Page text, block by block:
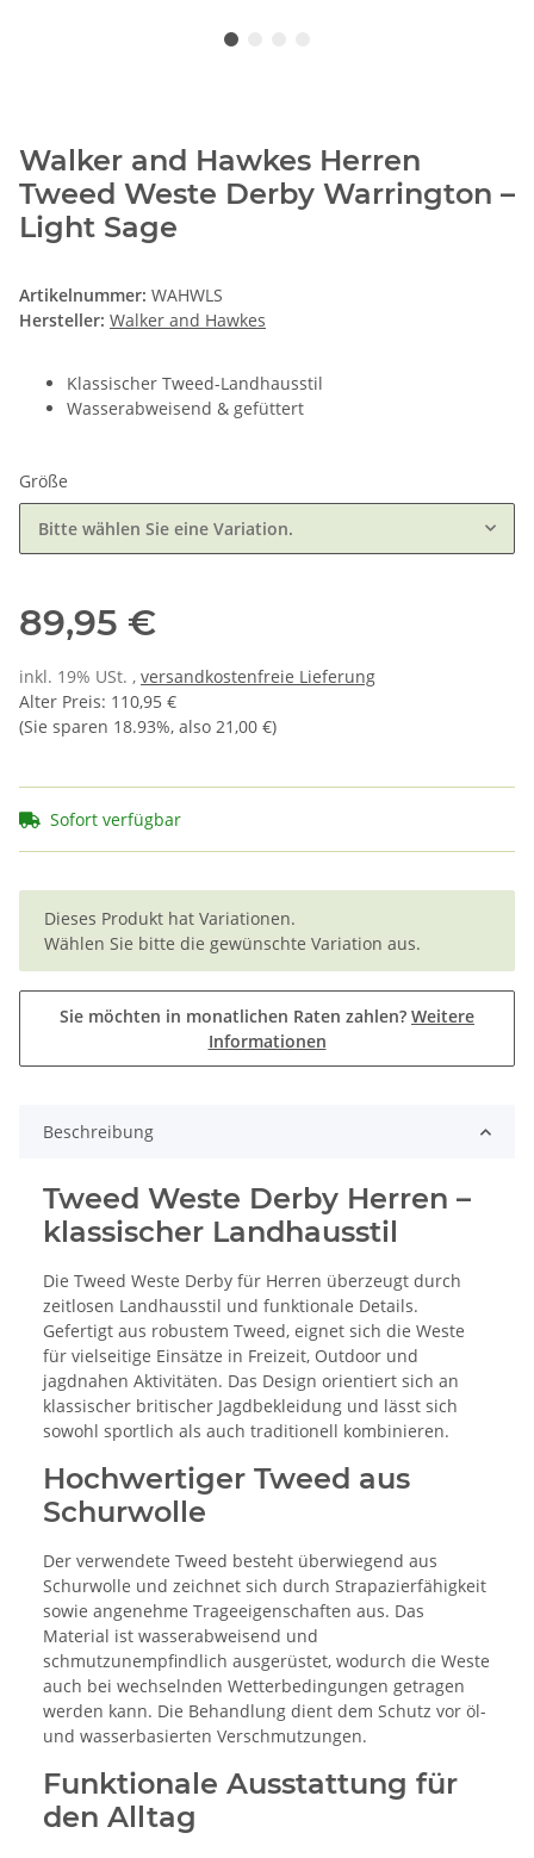
Walker and Hawkes Herren
Tweed Weste Derby Warrington –
Light Sage
Artikelnummer: WAHWLS
Hersteller: Walker and Hawkes
Klassischer Tweed-Landhausstil
Wasserabweisend & gefüttert
Größe
Bitte wählen Sie eine Variation.
89,95 €
inkl. 19% USt. , versandkostenfreie Lieferung
Alter Preis: 110,95 €
(Sie sparen 18.93%, also 21,00 €)
Sofort verfügbar
x
Dieses Produkt hat Variationen.
Wählen Sie bitte die gewünschte Variation aus.
Sie möchten in monatlichen Raten zahlen? Weitere
Informationen
Beschreibung
Tweed Weste Derby Herren –
klassischer Landhausstil
Die Tweed Weste Derby für Herren überzeugt durch
zeitlosen Landhausstil und funktionale Details.
Gefertigt aus robustem Tweed, eignet sich die Weste
für vielseitige Einsätze in Freizeit, Outdoor und
jagdnahen Aktivitäten. Das Design orientiert sich an
klassischer britischer Jagdbekleidung und lässt sich
sowohl sportlich als auch traditionell kombinieren.
Hochwertiger Tweed aus
Schurwolle
Der verwendete Tweed besteht überwiegend aus
Schurwolle und zeichnet sich durch Strapazierfähigkeit
sowie angenehme Trageeigenschaften aus. Das
Material ist wasserabweisend und
schmutzunempfindlich ausgerüstet, wodurch die Weste
auch bei wechselnden Wetterbedingungen getragen
werden kann. Die Behandlung dient dem Schutz vor öl-
und wasserbasierten Verschmutzungen.
Funktionale Ausstattung für
den Alltag